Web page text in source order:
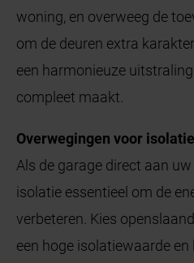
woning, en overweeg de
om de deuren extra
een harmonieuze
compleet maakt.
Overwegingen voor
Als de garage direct aan
isolatie essentieel om de
verbeteren. Kies
een hoge isolatiewaarde